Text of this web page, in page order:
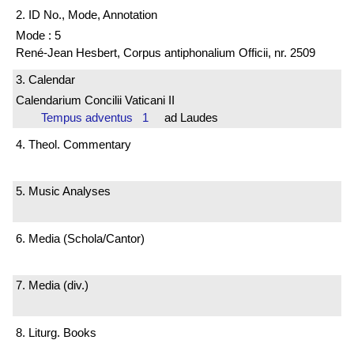
2. ID No., Mode, Annotation
Mode : 5
René-Jean Hesbert, Corpus antiphonalium Officii, nr. 2509
3. Calendar
Calendarium Concilii Vaticani II
Tempus adventus 1 ad Laudes
4. Theol. Commentary
5. Music Analyses
6. Media (Schola/Cantor)
7. Media (div.)
8. Liturg. Books